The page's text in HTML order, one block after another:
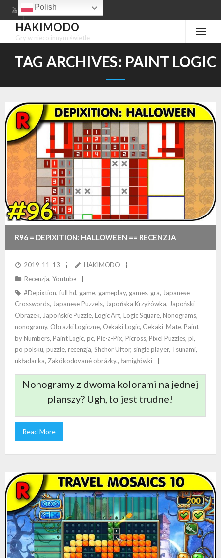
to
contentHAKIMODO
Gry w nieco innym świetle
TAG ARCHIVES: PAINT LOGIC
R96 = DEPIXITION: HALLOWEEN == RECENZJA
DWUKOLOROWYCH NONOGRAMÓW. TRUDNE!
2019-11-13
HAKIMODO
Recenzja, Youtube
#Depixtion, full hd, game, gameplay, games, gra, Japanese
Crosswords, Japanese Puzzels, Japońska Krzyżówka, Japoński
Obrazek, Japońskie Puzzle, Logic Art, Logic Square, Nonograms,
nonogramy, Obrazki Logiczne, Oekaki Logic, Oekaki-Mate, Paint
by Numbers, Paint Logic, pc, Pic-a-Pix, Picross, Pixel Puzzles, pl,
po polsku, puzzle, recenzja, Shchor Uftor, single player, Tsunami,
układanka, Zakókodované obrázky., łamigłówki
Nonogramy z dwoma kolorami na jednej
planszy? Ugh, to jest trudne!
Read More
Polish